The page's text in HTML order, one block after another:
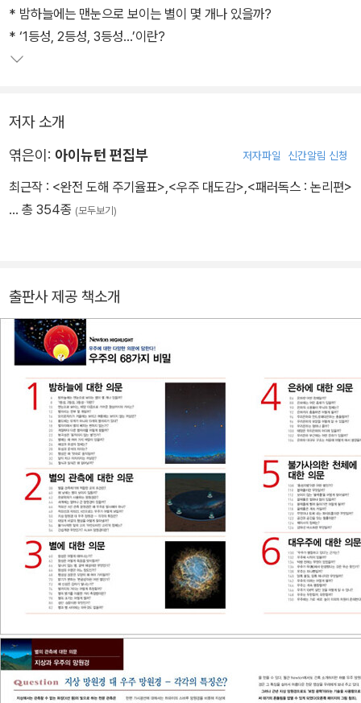
다. 은하의 모양과 종류, 은하의 소용돌이의 정체, 은하의 충돌, 태양
계와 우리은하, 은하와 대규모 구조 등 은하에 대한 의문을 해결한다.
다. 고요한 밤하늘의 분위기에서는 상상하기 힘든 강력하고도 불가사
의한 성질을 가진 천체들을 알기 쉽게 설명한다. Part 6에서는 대우
다중 우주, 암흑 물질과 암흑 에너지, 우주의 미래, 우주와 차원 등 우
주론에 해당하는 핵심 화제를 집중 설명한다.
우주에 대한 68가지의 ‘의문’에 철저하고도 쉽게 답을 한다. 이 책을
통해 별과 우주를 더욱 깊고 넓게 이해할 수 있을 것이다.
* 밤하늘에는 맨눈으로 보이는 별이 몇 개나 있을까?
* ‘1등성, 2등성, 3등성…’이란?
저자 소개
엮은이: 아이뉴턴 편집부 저자파일 신간알림 신청
최근작 : <완전 도해 주기율표> <우주 대도감> <패러독스 : 논리편>
… 총 354종 (모두보기)
출판사 제공 책소개